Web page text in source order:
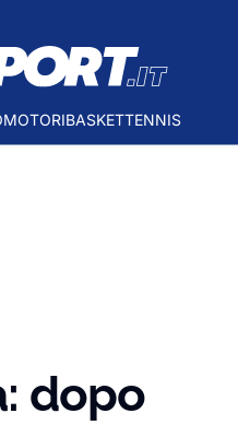
MOTORIBASKETTENNIS
dopo